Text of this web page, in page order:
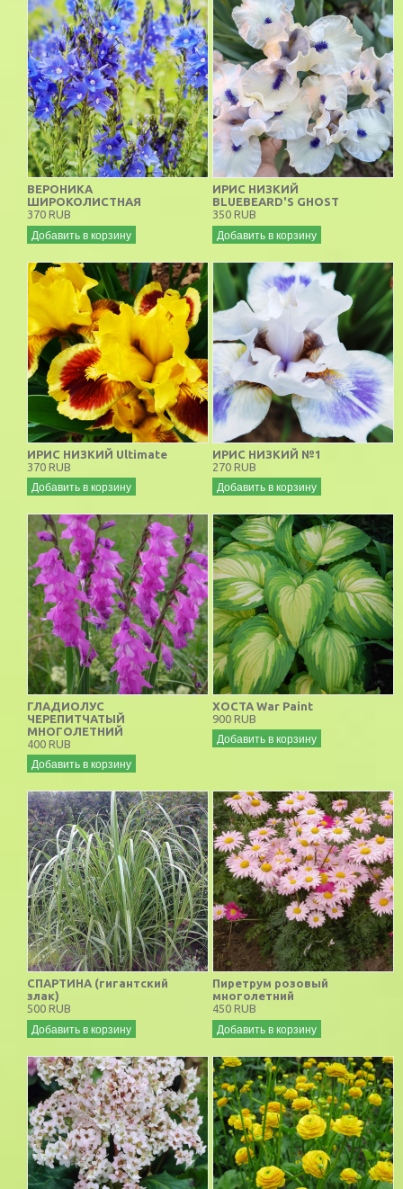
ВЕРОНИКА
ШИРОКОЛИСТНАЯ
370 RUB
Добавить в корзину
ИРИС НИЗКИЙ
BLUEBEARD'S GHOST
350 RUB
Добавить в корзину
ИРИС НИЗКИЙ Ultimate
370 RUB
Добавить в корзину
ИРИС НИЗКИЙ №1
270 RUB
Добавить в корзину
ГЛАДИОЛУС
ЧЕРЕПИТЧАТЫЙ
МНОГОЛЕТНИЙ
400 RUB
Добавить в корзину
ХОСТА War Paint
900 RUB
Добавить в корзину
СПАРТИНА (гигантский
злак)
500 RUB
Добавить в корзину
Пиретрум розовый
многолетний
450 RUB
Добавить в корзину